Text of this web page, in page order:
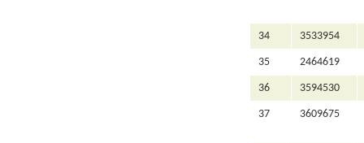
34 3533954
35 2464619
36 3594530
37 3609675